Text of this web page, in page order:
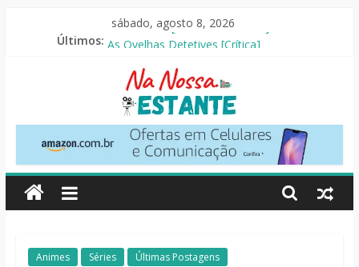
sábado, agosto 8, 2026
Últimos: O Pistoleiro [Resenha Literária]
Mestres do Universo [Crtítica]
Slow Horses – 3ª Temporada [Crítica]
Seus Amigos e Vizinhos [Crítica]
Na
Nossa
Estante
Críticas
Animes Séries Últimas Postagens